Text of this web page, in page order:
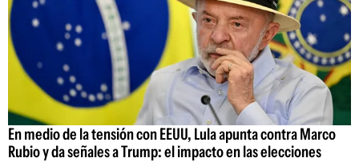
En medio de la tensión con EEUU, Lula apunta contra Marco
Rubio y da señales a Trump: el impacto en las elecciones